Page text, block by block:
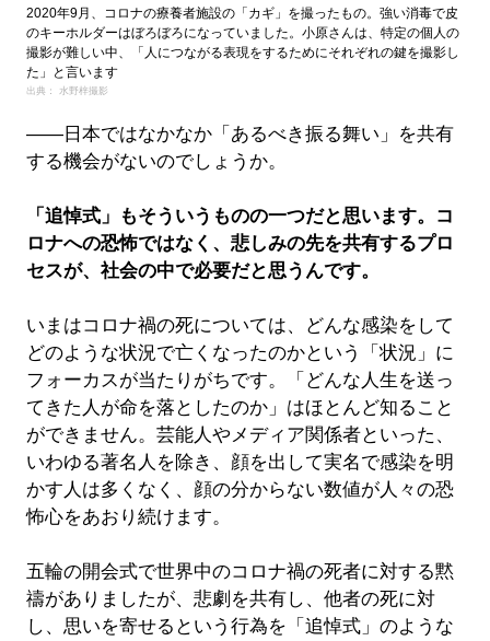
2020年9月、コロナの療養者施設の「カギ」を撮ったもの。強い消毒で皮
のキーホルダーはぼろぼろになっていました。小原さんは、特定の個人の
撮影が難しい中、「人につながる表現をするためにそれぞれの鍵を撮影し
た」と言います
出典： 水野梓撮影
――日本ではなかなか「あるべき振る舞い」を共有
する機会がないのでしょうか。
「追悼式」もそういうものの一つだと思います。コ
ロナへの恐怖ではなく、悲しみの先を共有するプロ
セスが、社会の中で必要だと思うんです。
いまはコロナ禍の死については、どんな感染をして
どのような状況で亡くなったのかという「状況」に
フォーカスが当たりがちです。「どんな人生を送っ
てきた人が命を落としたのか」はほとんど知ること
ができません。芸能人やメディア関係者といった、
いわゆる著名人を除き、顔を出して実名で感染を明
かす人は多くなく、顔の分からない数値が人々の恐
怖心をあおり続けます。
五輪の開会式で世界中のコロナ禍の死者に対する黙
禱がありましたが、悲劇を共有し、他者の死に対
し、思いを寄せるという行為を「追悼式」のような